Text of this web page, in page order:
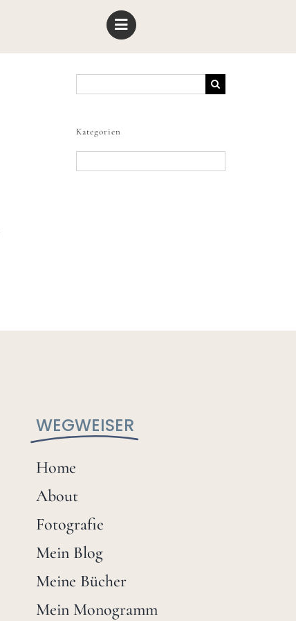
nach:
Kategorien
WEGWEISER
Home
About
Fotografie
Mein Blog
Meine Bücher
Mein Monogramm